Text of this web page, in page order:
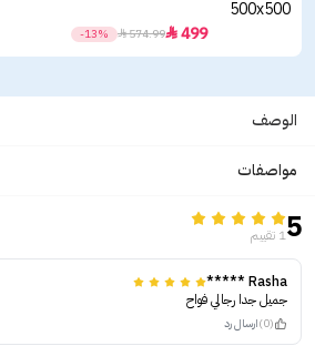
499

574.99

-13%
الوصف
مواصفات
51 تقييم
Rasha *****
جميل جدا رجالي فواح
(0) ارسال رد